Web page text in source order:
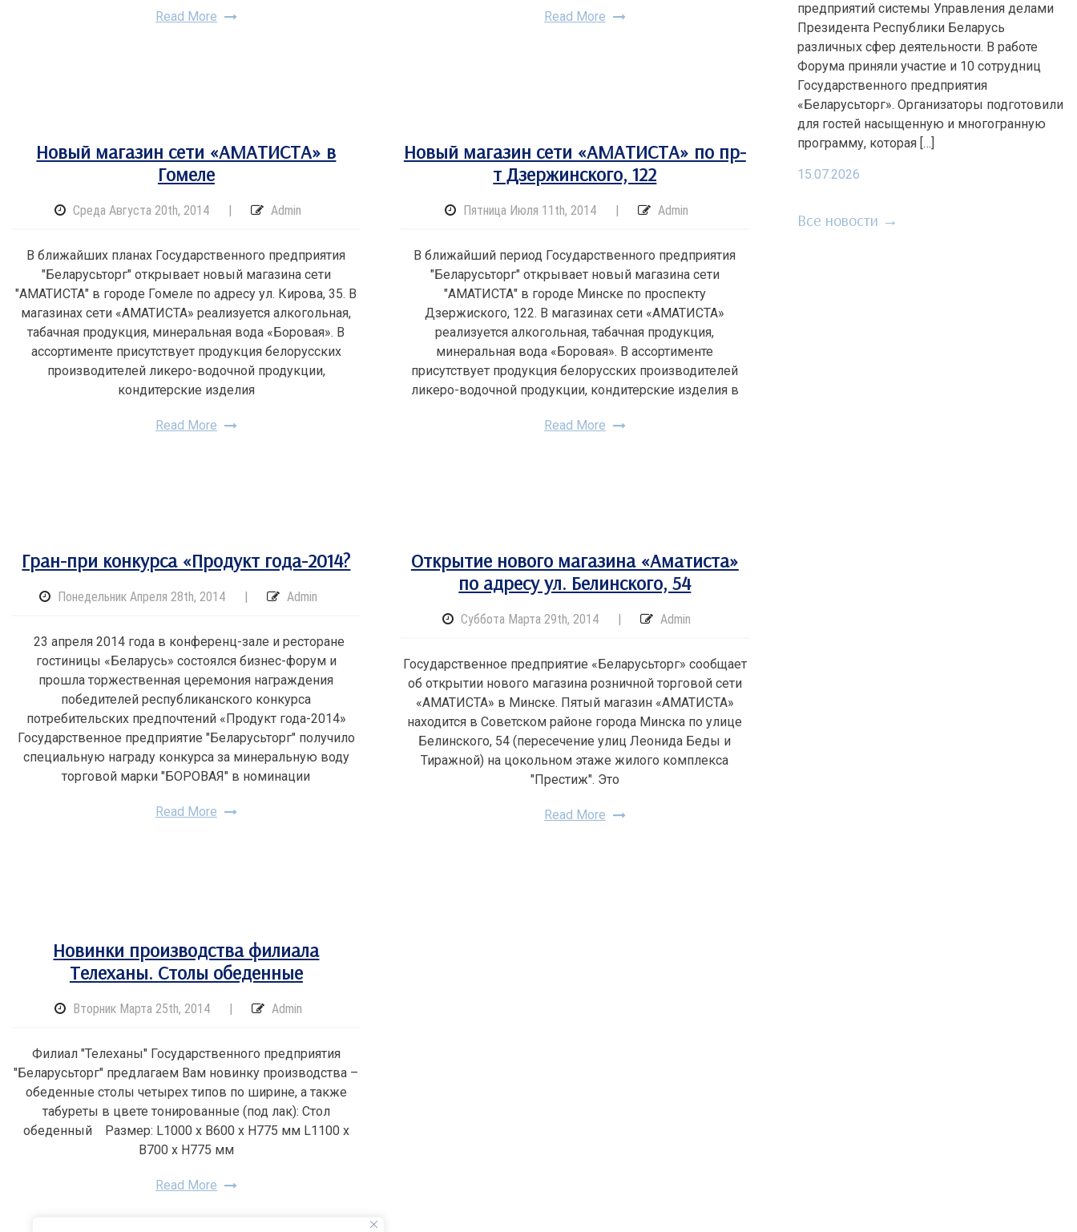
Read More Read More
Новый магазин сети «АМАТИСТА» в
Гомеле
Среда Августа 20th, 2014 | Admin
В ближайших планах Государственного предприятия
"Беларусьторг" открывает новый магазина сети
"АМАТИСТА" в городе Гомеле по адресу ул. Кирова, 35. В
магазинах сети «АМАТИСТА» реализуется алкогольная,
табачная продукция, минеральная вода «Боровая». В
ассортименте присутствует продукция белорусских
производителей ликеро-водочной продукции,
кондитерские изделия
Read More
Новый магазин сети «АМАТИСТА» по пр-
т Дзержинского, 122
Пятница Июля 11th, 2014 | Admin
В ближайший период Государственного предприятия
"Беларусьторг" открывает новый магазина сети
"АМАТИСТА" в городе Минске по проспекту
Дзержиского, 122. В магазинах сети «АМАТИСТА»
реализуется алкогольная, табачная продукция,
минеральная вода «Боровая». В ассортименте
присутствует продукция белорусских производителей
ликеро-водочной продукции, кондитерские изделия в
Read More
Гран-при конкурса «Продукт года-2014?
Понедельник Апреля 28th, 2014 | Admin
23 апреля 2014 года в конференц-зале и ресторане
гостиницы «Беларусь» состоялся бизнес-форум и
прошла торжественная церемония награждения
победителей республиканского конкурса
потребительских предпочтений «Продукт года-2014»
Государственное предприятие "Беларусьторг" получило
специальную награду конкурса за минеральную воду
торговой марки "БОРОВАЯ" в номинации
Read More
Открытие нового магазина «Аматиста»
по адресу ул. Белинского, 54
Суббота Марта 29th, 2014 | Admin
Государственное предприятие «Беларусьторг» сообщает
об открытии нового магазина розничной торговой сети
«АМАТИСТА» в Минске. Пятый магазин «АМАТИСТА»
находится в Советском районе города Минска по улице
Белинского, 54 (пересечение улиц Леонида Беды и
Тиражной) на цокольном этаже жилого комплекса
"Престиж". Это
Read More
Новинки производства филиала
Телеханы. Столы обеденные
Вторник Марта 25th, 2014 | Admin
Филиал "Телеханы" Государственного предприятия
"Беларусьторг" предлагаем Вам новинку производства –
обеденные столы четырех типов по ширине, а также
табуреты в цвете тонированные (под лак): Стол
обеденный Размер: L1000 x B600 x H775 мм L1100 x
B700 x H775 мм
Read More
предприятий системы Управления делами
Президента Республики Беларусь
различных сфер деятельности. В работе
Форума приняли участие и 10 сотрудниц
Государственного предприятия
«Беларусьторг». Организаторы подготовили
для гостей насыщенную и многогранную
программу, которая […]
15.07.2026
Все новости →